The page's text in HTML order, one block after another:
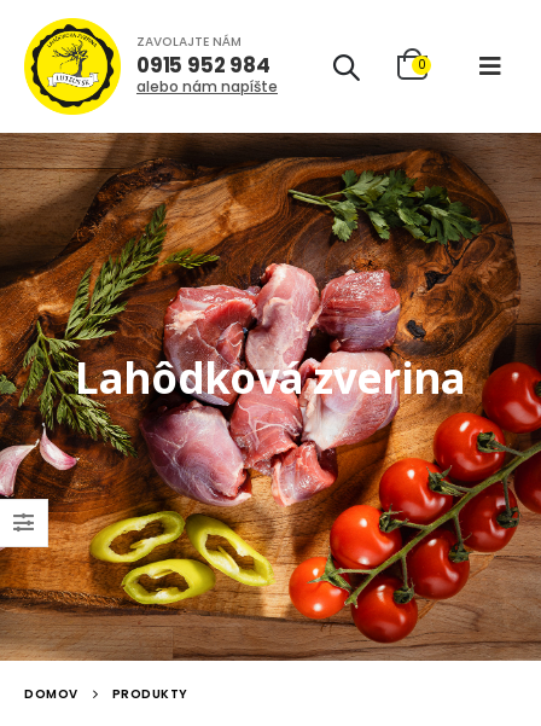
ZAVOLAJTE NÁM
0915 952 984
alebo nám napíšte
0
Lahôdková zverina
DOMOV PRODUKTY